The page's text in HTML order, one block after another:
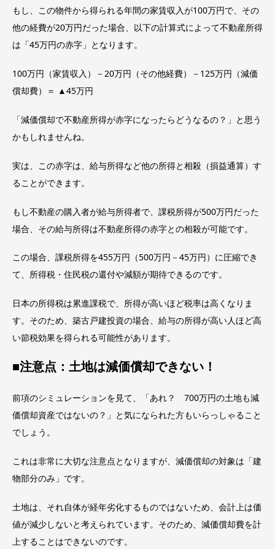
もし、この物件から得られる年間の家賃収入が100万円で、その
他の経費が20万円だった場合、以下の計算式によって不動産所得
は「45万円の赤字」となります。
100万円（家賃収入）－20万円（その他経費）－125万円（減価
償却費）＝ ▲45万円
「減価償却で不動産所得が赤字になったらどうなるの？」と思う
かもしれませんね。
実は、この赤字は、給与所得など他の所得と相殺（損益通算）す
ることができます。
もし不動産の購入者が給与所得者で、課税所得が500万円だった
場合、その給与所得は不動産所得の赤字との相殺が可能です。
この場合、課税所得を455万円（500万円－45万円）に圧縮でき
て、所得税・住民税の還付や減額が期待できるのです。
日本の所得税は累進課税で、所得が高いほど税率は高くなりま
す。そのため、築古戸建投資の場合、給与の所得が高い人ほど高
い節税効果を得られる可能性があります。
■注意点：土地は減価償却できない！
前項のシミュレーションを見て、「あれ？ 700万円の土地も減
価償却資産ではないの？」と気になられた方もいらっしゃること
でしょう。
これは非常に大切な注意点となりますが、減価償却の対象は「建
物部分のみ」です。
土地は、それ自体が経年劣化するものではないため、会計上は価
値が減少しないと考えられています。そのため、減価償却費を計
上することはできないのです。